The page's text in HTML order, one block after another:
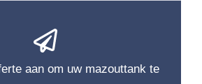
aan om uw mazouttank te